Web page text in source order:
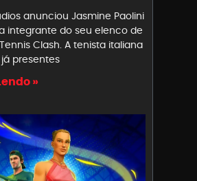
anunciou Jasmine Paolini
integrante do seu elenco de
Clash. A tenista italiana
presentes
»